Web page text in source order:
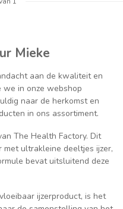
Mieke
aan de kwaliteit en
in onze webshop
naar de herkomst en
in ons assortiment.
The Health Factory. Dit
ultrakleine deeltjes ijzer,
bevat uitsluitend deze
ijzerproduct, is het